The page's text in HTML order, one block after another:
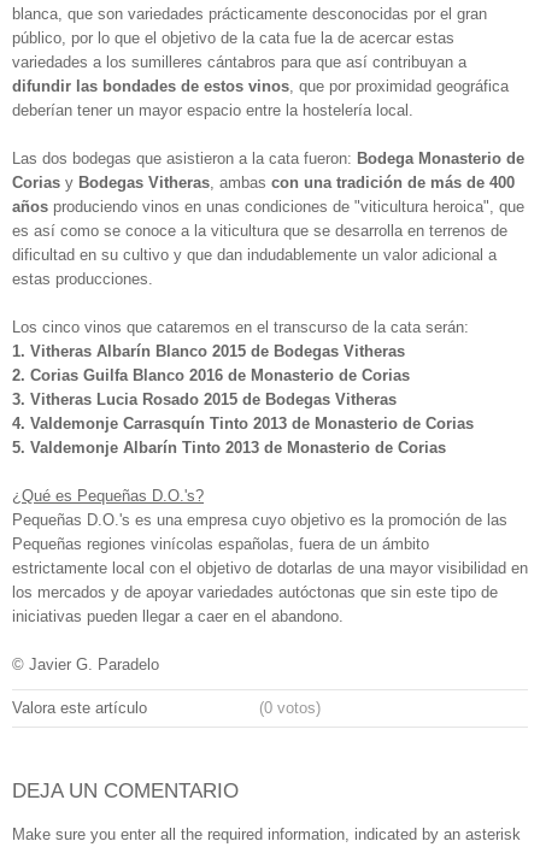
blanca, que son variedades prácticamente desconocidas por el gran
público, por lo que el objetivo de la cata fue la de acercar estas
variedades a los sumilleres cántabros para que así contribuyan a
difundir las bondades de estos vinos , que por proximidad geográfica
deberían tener un mayor espacio entre la hostelería local.
Las dos bodegas que asistieron a la cata fueron: Bodega Monasterio de
Corias y Bodegas Vitheras , ambas con una tradición de más de 400
años produciendo vinos en unas condiciones de "viticultura heroica", que
es así como se conoce a la viticultura que se desarrolla en terrenos de
dificultad en su cultivo y que dan indudablemente un valor adicional a
estas producciones.
Los cinco vinos que cataremos en el transcurso de la cata serán:
1. Vitheras Albarín Blanco 2015 de Bodegas Vitheras
2. Corias Guilfa Blanco 2016 de Monasterio de Corias
3. Vitheras Lucia Rosado 2015 de Bodegas Vitheras
4. Valdemonje Carrasquín Tinto 2013 de Monasterio de Corias
5. Valdemonje Albarín Tinto 2013 de Monasterio de Corias
¿Qué es Pequeñas D.O.'s?
Pequeñas D.O.'s es una empresa cuyo objetivo es la promoción de las
Pequeñas regiones vinícolas españolas, fuera de un ámbito
estrictamente local con el objetivo de dotarlas de una mayor visibilidad en
los mercados y de apoyar variedades autóctonas que sin este tipo de
iniciativas pueden llegar a caer en el abandono.
© Javier G. Paradelo
Valora este artículo (0 votos)
DEJA UN COMENTARIO
Make sure you enter all the required information, indicated by an asterisk